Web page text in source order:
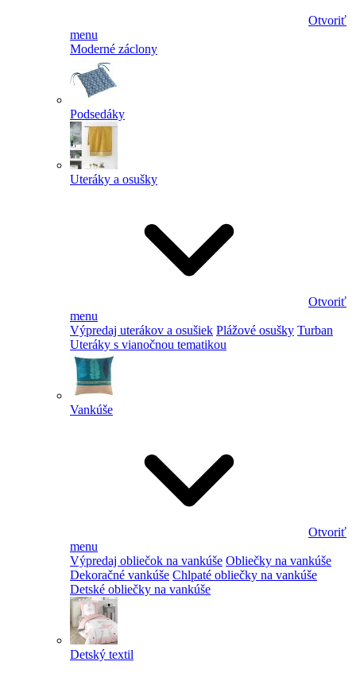
Otvoriť
menu
Moderné záclony
Podsedáky
Uteráky a osušky
Otvoriť
menu
Výpredaj uterákov a osušiek Plážové osušky Turban
Uteráky s vianočnou tematikou
Vankúše
Otvoriť
menu
Výpredaj obliečok na vankúše Obliečky na vankúše
Dekoračné vankúše Chlpaté obliečky na vankúše
Detské obliečky na vankúše
Detský textil